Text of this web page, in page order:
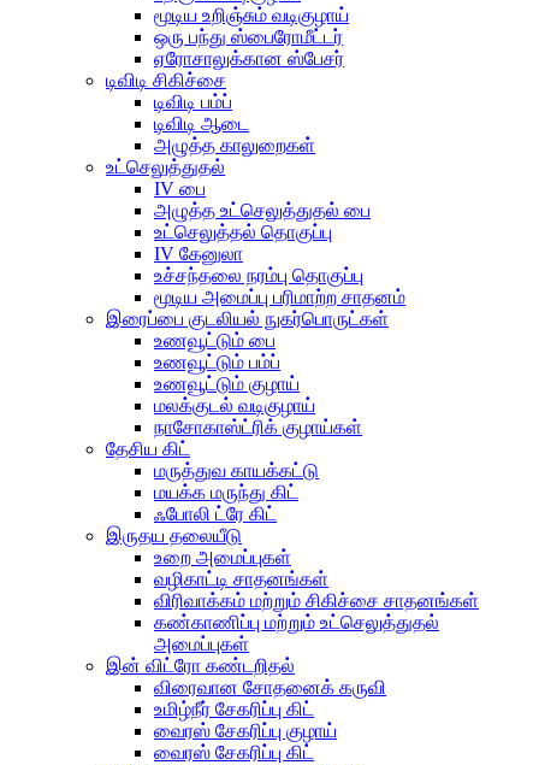
மூடிய உறிஞ்சும் வடிகுழாய்
ஒரு பந்து ஸ்பைரோமீட்டர்
ஏரோசாலுக்கான ஸ்பேசர்
டிவிடி சிகிச்சை
டிவிடி பம்ப்
டிவிடி ஆடை
அழுத்த காலுறைகள்
உட்செலுத்துதல்
IV பை
அழுத்த உட்செலுத்துதல் பை
உட்செலுத்தல் தொகுப்பு
IV கேனுலா
உச்சந்தலை நரம்பு தொகுப்பு
மூடிய அமைப்பு பரிமாற்ற சாதனம்
இரைப்பை குடலியல் நுகர்பொருட்கள்
உணவூட்டும் பை
உணவூட்டும் பம்ப்
உணவூட்டும் குழாய்
மலக்குடல் வடிகுழாய்
நாசோகாஸ்ட்ரிக் குழாய்கள்
தேசிய கிட்
மருத்துவ காயக்கட்டு
மயக்க மருந்து கிட்
ஃபோலி ட்ரே கிட்
இருதய தலையீடு
உறை அமைப்புகள்
வழிகாட்டி சாதனங்கள்
விரிவாக்கம் மற்றும் சிகிச்சை சாதனங்கள்
கண்காணிப்பு மற்றும் உட்செலுத்துதல்
அமைப்புகள்
இன் விட்ரோ கண்டறிதல்
விரைவான சோதனைக் கருவி
உமிழ்நீர் சேகரிப்பு கிட்
வைரஸ் சேகரிப்பு குழாய்
வைரஸ் சேகரிப்பு கிட்